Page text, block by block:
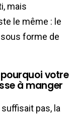
mais
le même : le
forme de
pourquoi votre
à manger
pas, la